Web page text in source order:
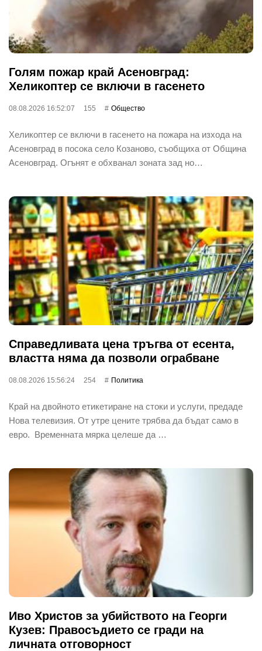
Голям пожар край Асеновград:
Хеликоптер се включи в гасенето
08.08.2026 16:52:07 155 Общество
Хеликоптер се включи в гасенето на пожара на изхода на
Асеновград в посока село Козаново, съобщиха от Община
Асеновград. Огънят е обхванал зоната зад но…
Справедливата цена тръгва от есента,
властта няма да позволи ограбване
08.08.2026 15:56:24 254 Политика
Край на двойното етикетиране на стоки и услуги, предаде
Нова телевизия. От утре цените трябва да бъдат само в
евро. Временната мярка целеше да …
Иво Христов за убийството на Георги
Кузев: Правосъдието се гради на
личната отговорност